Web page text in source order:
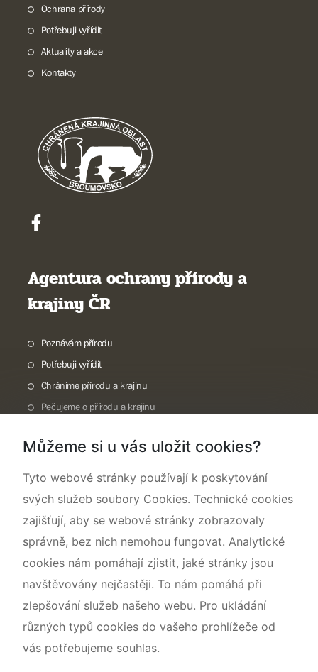
Ochrana přírody
Potřebuji vyřídit
Aktuality a akce
Kontakty
Agentura ochrany přírody a
krajiny ČR
Poznávám přírodu
Potřebuji vyřídit
Chráníme přírodu a krajinu
Pečujeme o přírodu a krajinu
O nás
Můžeme si u vás uložit cookies?
Tyto webové stránky používají k poskytování
svých služeb soubory Cookies. Technické cookies
zajišťují, aby se webové stránky zobrazovaly
správně, bez nich nemohou fungovat. Analytické
cookies nám pomáhají zjistit, jaké stránky jsou
navštěvovány nejčastěji. To nám pomáhá při
zlepšování služeb našeho webu. Pro ukládání
různých typů cookies do vašeho prohlížeče od
vás potřebujeme souhlas.